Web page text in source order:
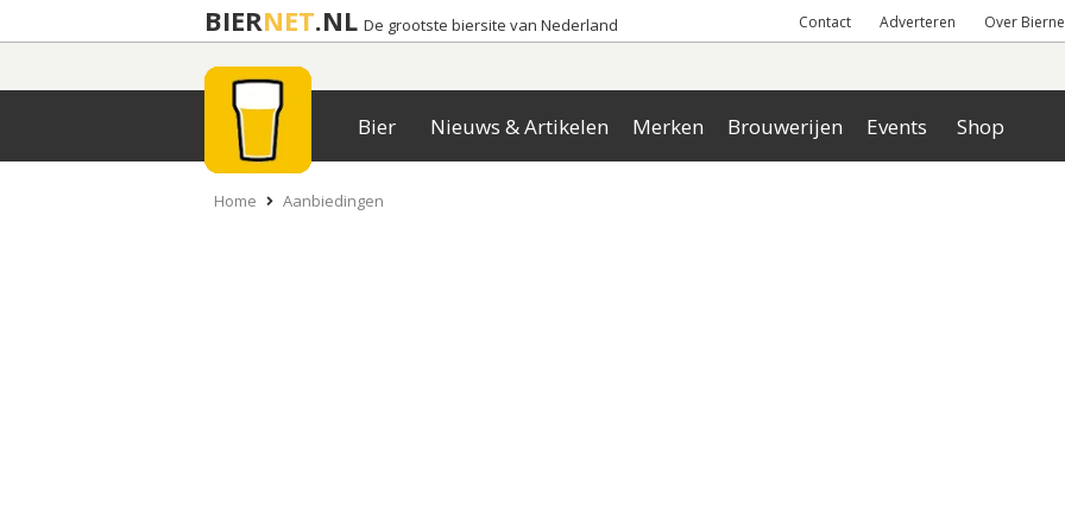
BIERNET.NL De grootste biersite van Nederland Contact Adverteren Over
Bier Nieuws & Artikelen Merken Brouwerijen Events Shop
Home Aanbiedingen